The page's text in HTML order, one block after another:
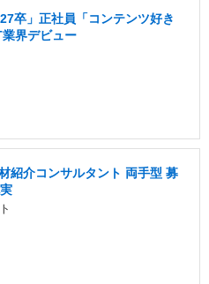
卒」正社員「コンテンツ好き
界デビュー
紹介コンサルタント 両手型 募